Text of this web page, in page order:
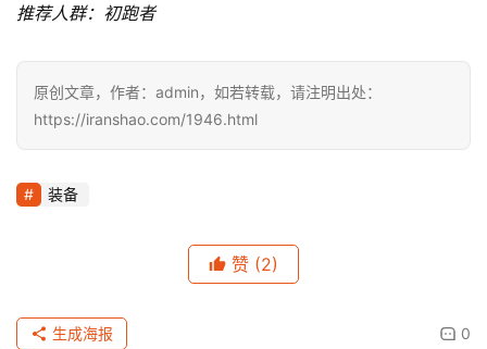
推荐人群：初跑者
原创文章，作者：admin，如若转载，请注明出处：
https://iranshao.com/1946.html
装备
赞 (2)
0
生成海报